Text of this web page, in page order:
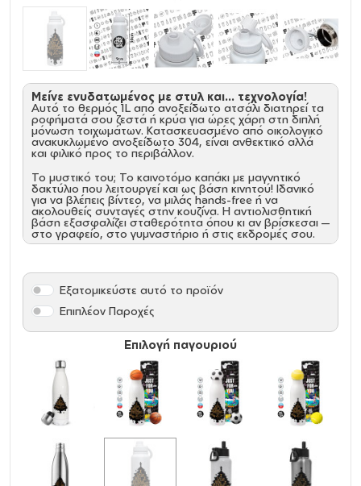
Μείνε ενυδατωμένος με στυλ και… τεχνολογία!
Αυτό το θερμός 1L από ανοξείδωτο ατσάλι διατηρεί τα
ροφήματά σου ζεστά ή κρύα για ώρες χάρη στη διπλή
μόνωση τοιχωμάτων. Κατασκευασμένο από οικολογικό
ανακυκλωμένο ανοξείδωτο 304, είναι ανθεκτικό αλλά
και φιλικό προς το περιβάλλον.
Το μυστικό του; Το καινοτόμο καπάκι με μαγνητικό
δακτύλιο που λειτουργεί και ως βάση κινητού! Ιδανικό
για να βλέπεις βίντεο, να μιλάς hands-free ή να
ακολουθείς συνταγές στην κουζίνα. Η αντιολισθητική
βάση εξασφαλίζει σταθερότητα όπου κι αν βρίσκεσαι —
στο γραφείο, στο γυμναστήριο ή στις εκδρομές σου.
Καπάκι με μαγνητικό δακτύλιο & βάση κινητού
Διπλή μόνωση για ζεστά & κρύα ροφήματα
Αντιολισθητική βάση για μέγιστη σταθερότητα
Περισσότερο από ένα μπουκάλι — ο καθημερινός
σου σύμμαχος για ενυδάτωση & τεχνολογία!
Επιλογή παγουριού
Εξατομικεύστε αυτό το προϊόν
Επιπλέον Παροχές